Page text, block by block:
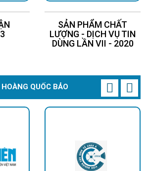
SẢN PHẨM CHẤT
LƯỢNG - DỊCH VỤ TIN
DÙNG LẦN VII - 2020
QUỐC BẢO